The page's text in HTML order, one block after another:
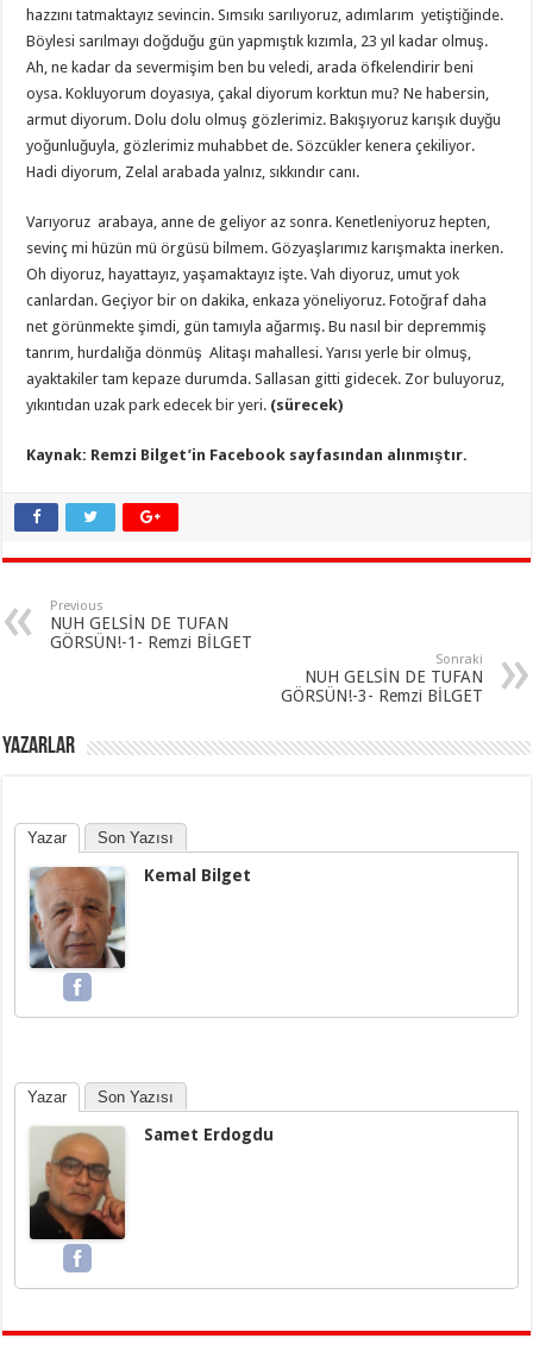
hazzını tatmaktayız sevincin. Sımsıkı sarılıyoruz, adımlarım yetiştiğinde.
Böylesi sarılmayı doğduğu gün yapmıştık kızımla, 23 yıl kadar olmuş.
Ah, ne kadar da severmişim ben bu veledi, arada öfkelendirir beni
oysa. Kokluyorum doyasıya, çakal diyorum korktun mu? Ne habersin,
armut diyorum. Dolu dolu olmuş gözlerimiz. Bakışıyoruz karışık duyğu
yoğunluğuyla, gözlerimiz muhabbet de. Sözcükler kenera çekiliyor.
Hadi diyorum, Zelal arabada yalnız, sıkkındır canı.
Varıyoruz arabaya, anne de geliyor az sonra. Kenetleniyoruz hepten,
sevinç mi hüzün mü örgüsü bilmem. Gözyaşlarımız karışmakta inerken.
Oh diyoruz, hayattayız, yaşamaktayız işte. Vah diyoruz, umut yok
canlardan. Geçiyor bir on dakika, enkaza yöneliyoruz. Fotoğraf daha
net görünmekte şimdi, gün tamıyla ağarmış. Bu nasıl bir depremmiş
tanrım, hurdalığa dönmüş Alitaşı mahallesi. Yarısı yerle bir olmuş,
ayaktakiler tam kepaze durumda. Sallasan gitti gidecek. Zor buluyoruz,
yıkıntıdan uzak park edecek bir yeri. (sürecek)
Kaynak: Remzi Bilget’in Facebook sayfasından alınmıştır.
Previous
NUH GELSİN DE TUFAN
GÖRSÜN!-1- Remzi BİLGET
Sonraki
NUH GELSİN DE TUFAN
GÖRSÜN!-3- Remzi BİLGET
YAZARLAR
Yazar Son Yazısı
Kemal Bilget
Yazar Son Yazısı
Samet Erdogdu